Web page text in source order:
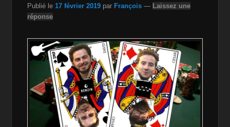
Publié le 17 février 2019 par François — Laissez une
réponse